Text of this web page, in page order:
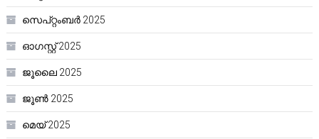
സെപ്റ്റംബർ 2025
ഓഗസ്റ്റ്‌ 2025
ജൂലൈ 2025
ജൂൺ 2025
മെയ്‌ 2025